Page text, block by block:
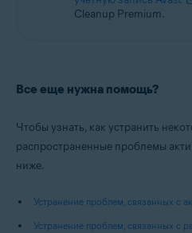
Cleanup Premium.
Все еще нужна помощь?
Чтобы узнать, как устранить
распространенные проблемы
ниже.
Устранение проблем, связанных с
Устранение проблем, связанных с